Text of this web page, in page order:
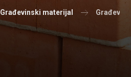
Građevinski materijal